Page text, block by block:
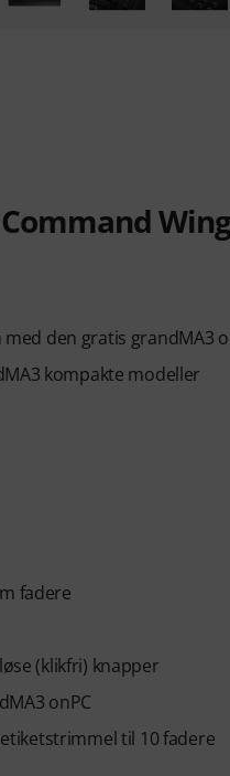
Wing
den gratis grandMA3
kompakte modeller
fadere
(klikfri) knapper
onPC
til 10 fadere